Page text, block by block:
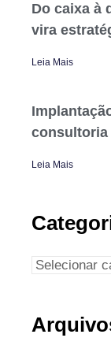
Do caixa à
vira
Leia Mais
Leia Mais